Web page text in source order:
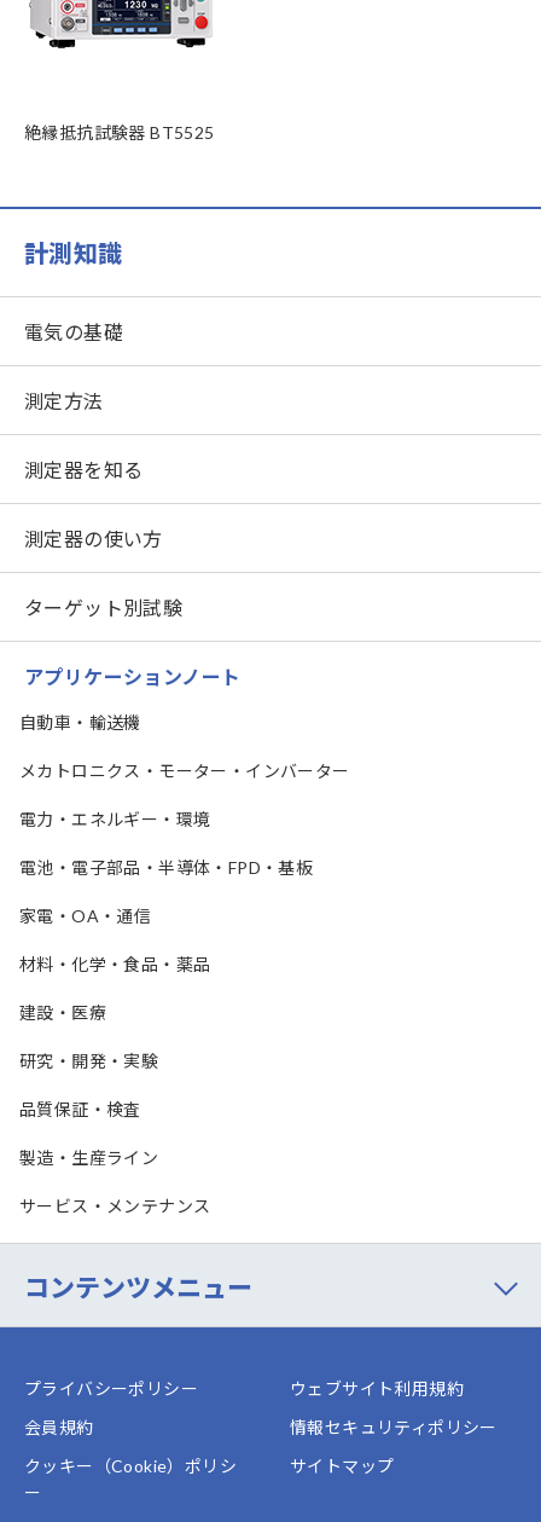
絶縁抵抗試験器 BT5525
計測知識
電気の基礎
測定方法
測定器を知る
測定器の使い方
ターゲット別試験
アプリケーションノート
自動車・輸送機
メカトロニクス・モーター・インバーター
電力・エネルギー・環境
電池・電子部品・半導体・FPD・基板
家電・OA・通信
材料・化学・食品・薬品
建設・医療
研究・開発・実験
品質保証・検査
製造・生産ライン
サービス・メンテナンス
コンテンツメニュー
プライバシーポリシー
ウェブサイト利用規約
会員規約
情報セキュリティポリシー
クッキー（Cookie）ポリシ
ー
サイトマップ